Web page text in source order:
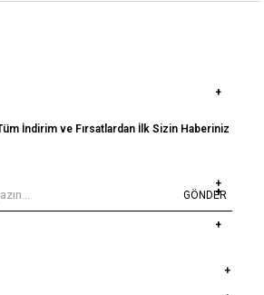
İndirim ve Fırsatlardan İlk Sizin Haberiniz
GÖNDER